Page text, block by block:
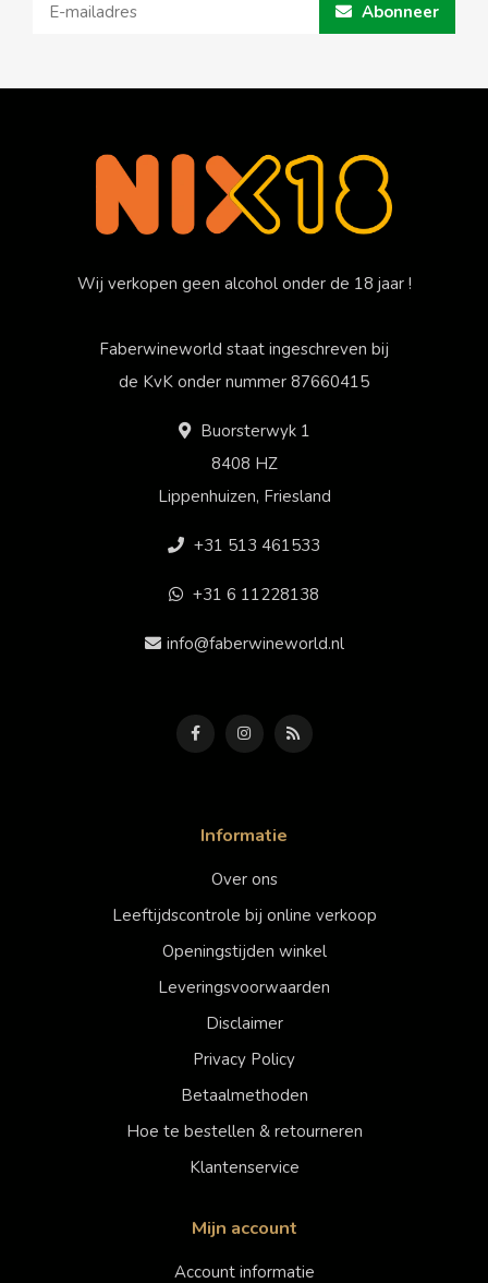
Abonneer
Wij verkopen geen alcohol onder de 18 jaar !
Faberwineworld staat ingeschreven bij
de KvK onder nummer 87660415
Buorsterwyk 1
8408 HZ
Lippenhuizen, Friesland
+31 513 461533
+31 6 11228138
info@faberwineworld.nl
Informatie
Over ons
Leeftijdscontrole bij online verkoop
Openingstijden winkel
Leveringsvoorwaarden
Disclaimer
Privacy Policy
Betaalmethoden
Hoe te bestellen & retourneren
Klantenservice
Mijn account
Account informatie